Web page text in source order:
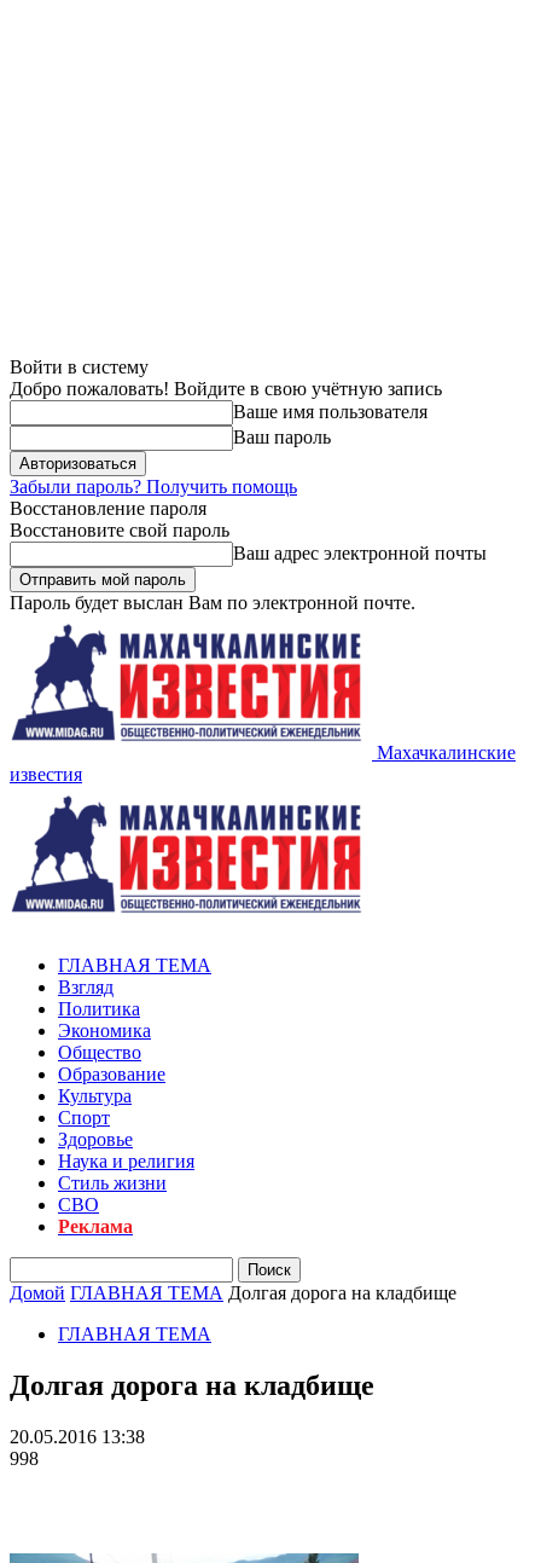
Войти в систему
Добро пожаловать! Войдите в свою учётную запись
Ваше имя пользователя
Ваш пароль
Забыли пароль? Получить помощь
Восстановление пароля
Восстановите свой пароль
Ваш адрес электронной почты
Пароль будет выслан Вам по электронной почте.
Махачкалинские
известия
ГЛАВНАЯ ТЕМА
Взгляд
Политика
Экономика
Общество
Образование
Культура
Спорт
Здоровье
Наука и религия
Стиль жизни
СВО
Реклама
Домой ГЛАВНАЯ ТЕМА Долгая дорога на кладбище
ГЛАВНАЯ ТЕМА
Долгая дорога на кладбище
20.05.2016 13:38
998